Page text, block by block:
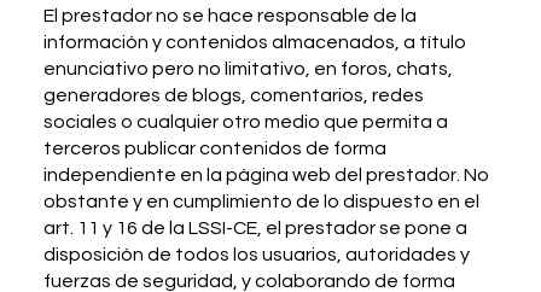
El prestador no se hace responsable de la
información y contenidos almacenados, a título
enunciativo pero no limitativo, en foros, chats,
generadores de blogs, comentarios, redes
sociales o cualquier otro medio que permita a
terceros publicar contenidos de forma
independiente en la página web del prestador. No
obstante y en cumplimiento de lo dispuesto en el
art. 11 y 16 de la LSSI-CE, el prestador se pone a
disposición de todos los usuarios, autoridades y
fuerzas de seguridad, y colaborando de forma